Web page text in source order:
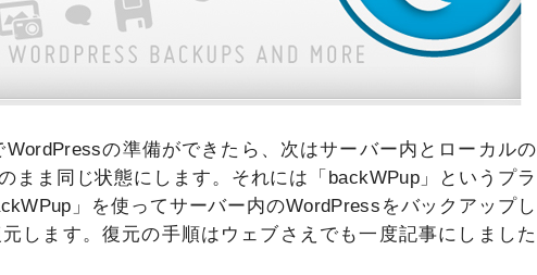
WordPressの準備ができたら、次はサーバー内とローカルの
まま同じ状態にします。それには「backWPup」というプラ
」を使ってサーバー内のWordPressをバックアップし
します。復元の手順はウェブさえでも一度記事にしました